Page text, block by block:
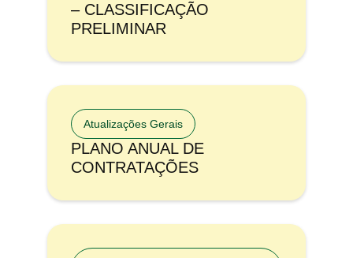
– CLASSIFICAÇÃO
PRELIMINAR
Atualizações Gerais
PLANO ANUAL DE
CONTRATAÇÕES